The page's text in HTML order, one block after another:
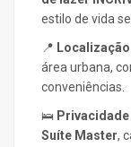
estilo de vida
📍
área urbana,
conveniências.
🛌 Privacidade
Suíte Master,